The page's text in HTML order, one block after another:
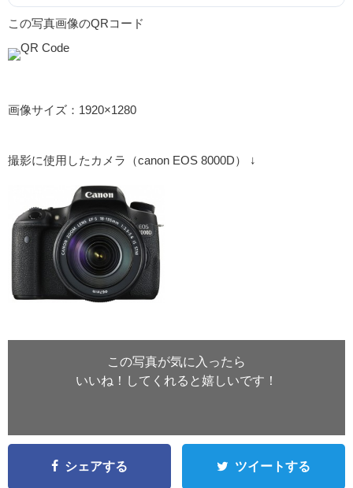
この写真画像のQRコード
画像サイズ：1920×1280
撮影に使用したカメラ（canon EOS 8000D） ↓
この写真が気に入ったら
いいね！してくれると嬉しいです！
シェアする ツイートする